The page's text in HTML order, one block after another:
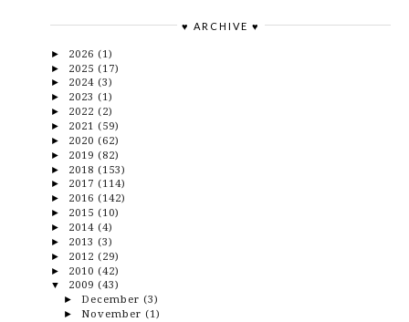
♥ ARCHIVE ♥
► 2026 (1)
► 2025 (17)
► 2024 (3)
► 2023 (1)
► 2022 (2)
► 2021 (59)
► 2020 (62)
► 2019 (82)
► 2018 (153)
► 2017 (114)
► 2016 (142)
► 2015 (10)
► 2014 (4)
► 2013 (3)
► 2012 (29)
► 2010 (42)
▼ 2009 (43)
► December (3)
► November (1)